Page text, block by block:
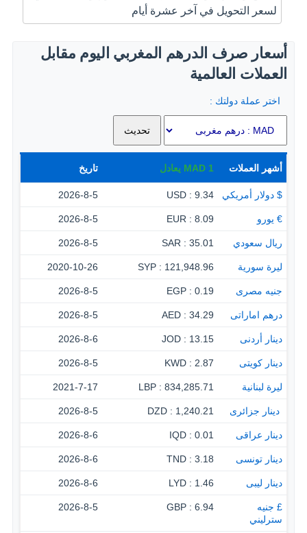
لسعر التحويل في آخر عشرة أيام
أسعار صرف الدرهم المغربي اليوم مقابل
العملات العالمية
اختر عملة دولتك :
أشهر العملات 1
MAD يعادل تاريخ
$ دولار أمريكي 9.34 : USD
2026-8-5
€ يورو 8.09 : EUR
2026-8-5
ريال سعودي 35.01 : SAR
2026-8-5
ليرة سورية 121,948.96 : SYP
2020-10-26
جنيه مصرى 0.19 : EGP
2026-8-5
درهم اماراتى 34.29 : AED
2026-8-5
دينار أردنى 13.15 : JOD
2026-8-6
دينار كويتى 2.87 : KWD
2026-8-5
ليرة لبنانية 834,285.71 : LBP
2021-7-17
‏ دينار جزائرى 1,240.21 : DZD
2026-8-5
دينار عراقى 0.01 : IQD
2026-8-6
دينار تونسى 3.18 : TND
2026-8-6
دينار ليبى 1.46 : LYD
2026-8-6
£ جنيه
سترليني
6.94 : GBP
2026-8-5